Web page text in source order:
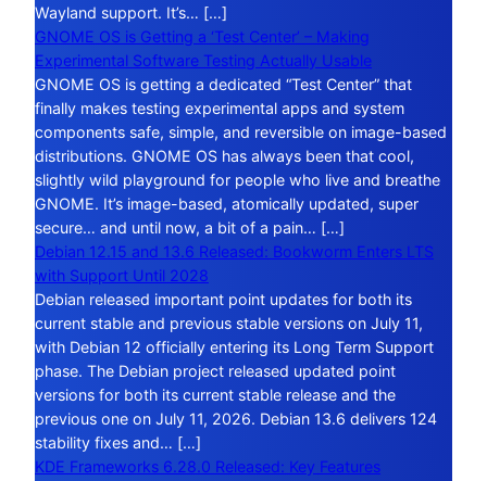
Wayland support. It’s… […]
GNOME OS is Getting a ‘Test Center’ – Making
Experimental Software Testing Actually Usable
GNOME OS is getting a dedicated “Test Center” that
finally makes testing experimental apps and system
components safe, simple, and reversible on image-based
distributions. GNOME OS has always been that cool,
slightly wild playground for people who live and breathe
GNOME. It’s image-based, atomically updated, super
secure… and until now, a bit of a pain… […]
Debian 12.15 and 13.6 Released: Bookworm Enters LTS
with Support Until 2028
Debian released important point updates for both its
current stable and previous stable versions on July 11,
with Debian 12 officially entering its Long Term Support
phase. The Debian project released updated point
versions for both its current stable release and the
previous one on July 11, 2026. Debian 13.6 delivers 124
stability fixes and… […]
KDE Frameworks 6.28.0 Released: Key Features